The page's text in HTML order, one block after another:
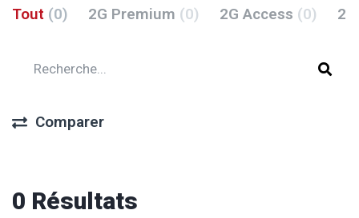
Tout (0) 2G Premium (0) 2G Access (0)
Comparer
0 Résultats